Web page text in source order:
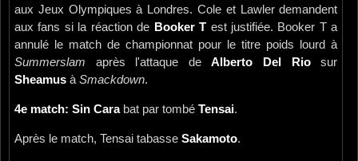
aux Jeux Olympiques à Londres. Cole et Lawler demandent
aux fans si la réaction de Booker T est justifiée. Booker T a
annulé le match de championnat pour le titre poids lourd à
Summerslam après l'attaque deAlberto Del Riosur
Sheamus à Smackdown.
4e match: Sin Carabat par tombé Tensai.
Après le match, Tensai tabasse Sakamoto.